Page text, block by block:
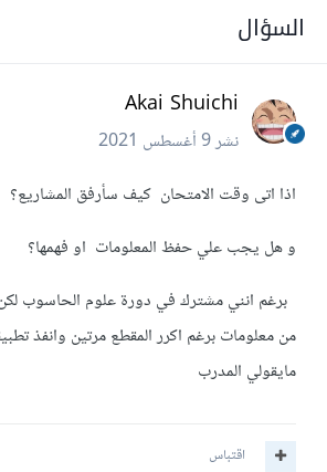
السؤال
Akai Shuichi
نشر9 أغسطس 2021
اذا اتى وقت الامتحان كيف سأرفق المشاريع؟
و هل يجب علي حفظ المعلومات او فهمها؟
برغم انني مشترك في دورة علوم الحاسوب لكن
من معلومات برغم اكرر المقطع مرتين وانفذ
مايقولي المدرب
اقتباس